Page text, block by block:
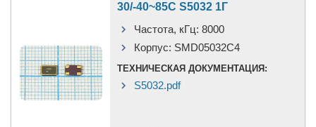
30/-40~85C S5032 1Г
Частота, кГц: 8000
Корпус: SMD05032C4
ТЕХНИЧЕСКАЯ ДОКУМЕНТАЦИЯ:
S5032.pdf